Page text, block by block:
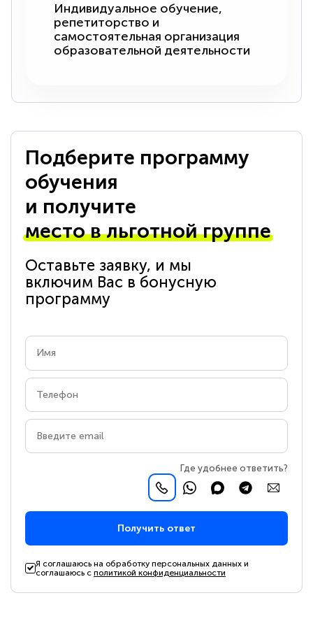
Индивидуальное обучение,
репетиторство и
самостоятельная организация
образовательной деятельности
Подберите программу
обучения
и получите
место в льготной группе
Оставьте заявку, и мы
включим Вас в бонусную
программу
Где удобнее ответить?
Получить ответ
Я соглашаюсь на обработку персональных данных и
соглашаюсь сполитикой конфиденциальности